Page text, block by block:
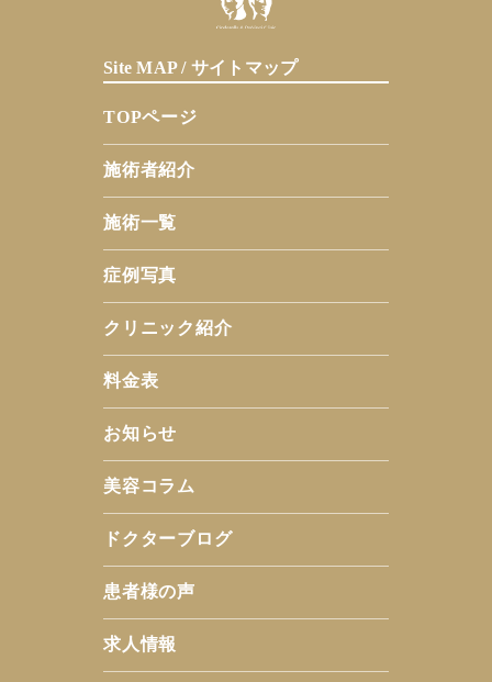
Site MAP / サイトマップ
TOPページ
施術者紹介
施術一覧
症例写真
クリニック紹介
料金表
お知らせ
美容コラム
ドクターブログ
患者様の声
求人情報